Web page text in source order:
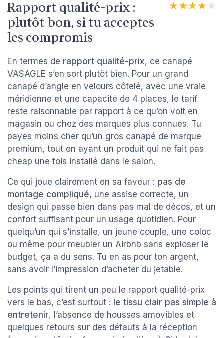
Rapport qualité-prix :
plutôt bon, si tu acceptes
les compromis
★★★★★
★★★★★
En termes de rapport qualité-prix, ce canapé
VASAGLE s’en sort plutôt bien. Pour un grand
canapé d’angle en velours côtelé, avec une vraie
méridienne et une capacité de 4 places, le tarif
reste raisonnable par rapport à ce qu’on voit en
magasin ou chez des marques plus connues. Tu
payes moins cher qu’un gros canapé de marque
premium, tout en ayant un produit qui ne fait pas
cheap une fois installé dans le salon.
Ce qui joue clairement en sa faveur : pas de
montage compliqué, une assise correcte, un
design qui passe bien dans pas mal de décos, et un
confort suffisant pour un usage quotidien. Pour
quelqu’un qui s’installe, un jeune couple, une coloc
ou même pour meubler un Airbnb sans exploser le
budget, ça a du sens. Tu en as pour ton argent,
sans avoir l’impression d’acheter du jetable.
Les points qui tirent un peu le rapport qualité-prix
vers le bas, c’est surtout : le tissu clair pas simple à
entretenir, l’absence de housses amovibles et
quelques retours sur des défauts à la réception